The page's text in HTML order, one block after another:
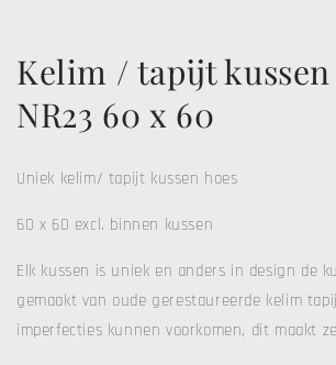
Kelim / tapijt kussen
NR23 60 x 60
Uniek kelim/ tapijt kussen hoes
60 x 60 excl. binnen kussen
Elk kussen is uniek en anders in design de
gemaakt van oude gerestaureerde kelim
imperfecties kunnen voorkomen, dit maakt